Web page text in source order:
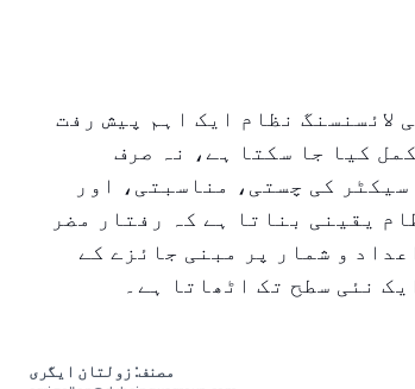
لائسنسنگ نظام ایک اہم پیش رفت
کیا جا سکتا ہے، نہ صرف
کی چستی، مناسبتی، اور
یقینی بناتا ہے کہ رفتار مضر
و شمار پر مبنی جائزے کے
نئی سطح تک اٹھاتا ہے۔
مصنف: زولتان ایگری